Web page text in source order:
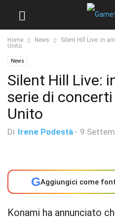
Home News
Silent Hill Live: in
Unito
News
Silent Hill Live:
serie di concerti
Unito
Di Irene Podestà - 9
GAggiungici come
Konami ha annunciato